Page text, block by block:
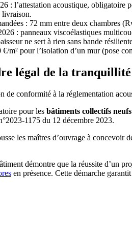
: l’attestation acoustique, obligatoire
livraison.
: 72 mm entre deux chambres
: panneaux viscoélastiques
ne sert à rien sans bande
m² pour l’isolation d’un mur (pose
légal de la
de conformité à la réglementation
pour les bâtiments collectifs neufs
1175 du 12 décembre 2023.
les maîtres d’ouvrage à concevoir
démontre que la réussite d’un
en présence. Cette démarche